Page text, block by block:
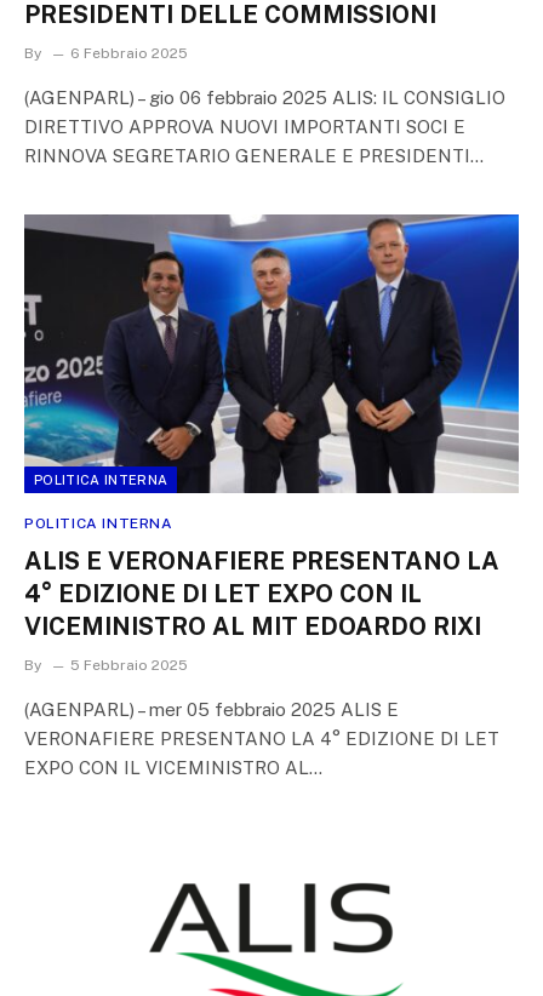
PRESIDENTI DELLE COMMISSIONI
By 6 Febbraio 2025
(AGENPARL) – gio 06 febbraio 2025 ALIS: IL CONSIGLIO
DIRETTIVO APPROVA NUOVI IMPORTANTI SOCI E
RINNOVA SEGRETARIO GENERALE E PRESIDENTI…
POLITICA INTERNA
POLITICA INTERNA
ALIS E VERONAFIERE PRESENTANO LA
4° EDIZIONE DI LET EXPO CON IL
VICEMINISTRO AL MIT EDOARDO RIXI
By 5 Febbraio 2025
(AGENPARL) – mer 05 febbraio 2025 ALIS E
VERONAFIERE PRESENTANO LA 4° EDIZIONE DI LET
EXPO CON IL VICEMINISTRO AL…